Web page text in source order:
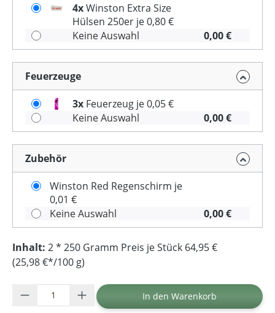
4xWinston Extra Size
Hülsen 250er je 0,80 €
Keine Auswahl
0,00 €
Feuerzeuge
3x Feuerzeug je 0,05 €
Keine Auswahl
0,00 €
Zubehör
Winston Red Regenschirm je
0,01 €
Keine Auswahl
0,00 €
Inhalt: 2 * 250 Gramm Preis je Stück 64,95 €
(25,98 €*/100 g)
Produkt Anzahl: Gib den gewünschten
In den Warenkorb